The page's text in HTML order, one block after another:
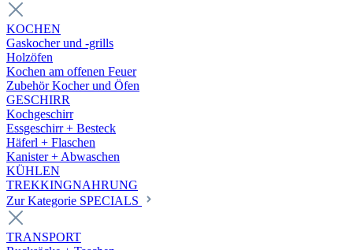
KOCHEN
Gaskocher und -grills
Holzöfen
Kochen am offenen Feuer
Zubehör Kocher und Öfen
GESCHIRR
Kochgeschirr
Essgeschirr + Besteck
Häferl + Flaschen
Kanister + Abwaschen
KÜHLEN
TREKKINGNAHRUNG
Zur Kategorie SPECIALS
TRANSPORT